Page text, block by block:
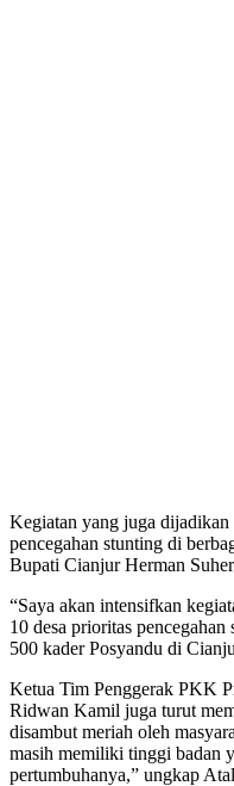
Kegiatan yang juga dijadikan
pencegahan stunting di
Bupati Cianjur Herman
“Saya akan intensifkan
10 desa prioritas
500 kader Posyandu di
Ketua Tim Penggerak PKK
Ridwan Kamil juga turut
disambut meriah oleh
masih memiliki tinggi badan
pertumbuhanya,” ungkap